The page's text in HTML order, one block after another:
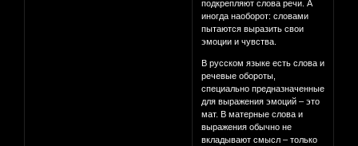
подкрепляют слова речи. А
иногда наоборот: словами
пытаются выразить свои
эмоции и чувства.
В русском языке есть слова и
речевые обороты,
специально предназначенные
для выражения эмоций – это
мат. В матерные слова и
выражения обычно не
вкладывают смысл – только